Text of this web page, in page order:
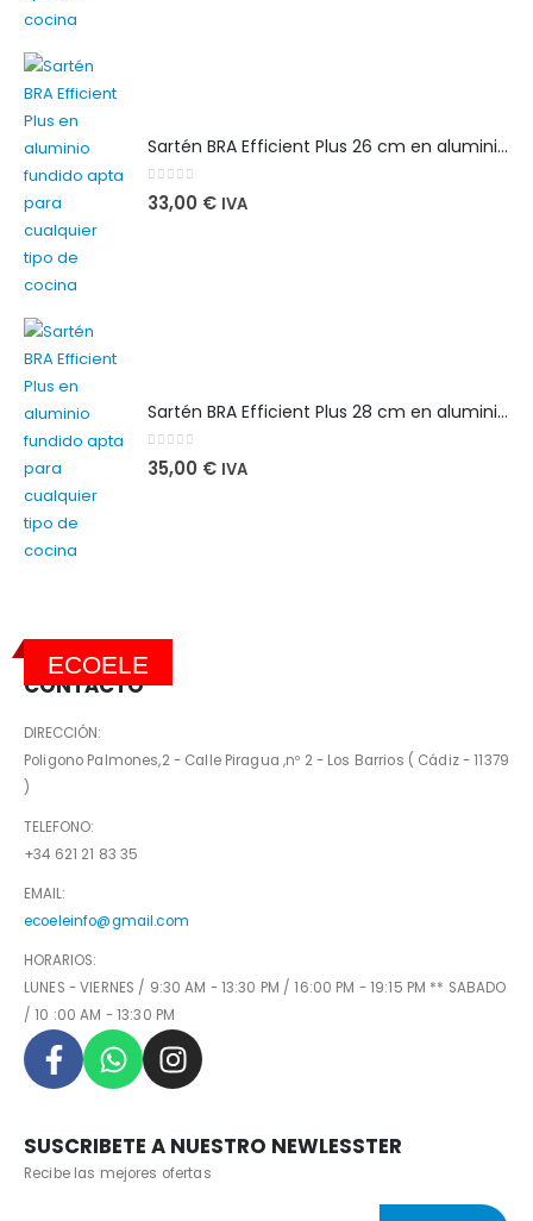
Sartén BRA Efficient Plus 26 cm en aluminio fundido apta para cualquier tipo de cocina
0out of 5
33,00 € IVA
Sartén BRA Efficient Plus 28 cm en aluminio fundido apta para cualquier tipo de cocina
0out of 5
35,00 € IVA
ECOELE
CONTACTO
DIRECCIÓN:
Poligono Palmones,2 - Calle Piragua ,nº 2 - Los Barrios ( Cádiz - 11379
)
TELEFONO:
+34 621 21 83 35
EMAIL:
ecoeleinfo@gmail.com
HORARIOS:
LUNES - VIERNES / 9:30 AM - 13:30 PM / 16:00 PM - 19:15 PM ** SABADO
/ 10 :00 AM - 13:30 PM
SUSCRIBETE A NUESTRO NEWLESSTER
Recibe las mejores ofertas